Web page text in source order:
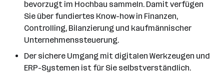
bevorzugt im Hochbau sammeln. Damit verfügen
Sie über fundiertes Know-how in Finanzen,
Controlling, Bilanzierung und kaufmännischer
Unternehmenssteuerung.
Der sichere Umgang mit digitalen Werkzeugen und
ERP-Systemen ist für Sie selbstverständlich.